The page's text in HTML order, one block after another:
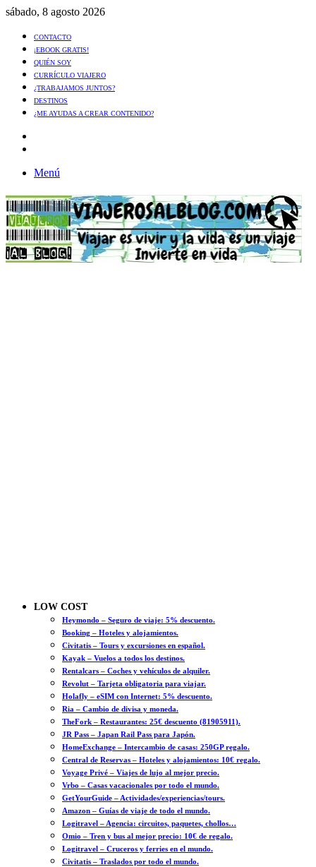
sábado, 8 agosto 2026
CONTACTO
¡EBOOK GRATIS!
QUIÉN SOY
CURRÍCULO VIAJERO
¿TRABAJAMOS JUNTOS?
DESTINOS
¿ME AYUDAS A CREAR CONTENIDO?
Menú
LOW COST
Heymondo – Seguro de viaje: 5% descuento.
Booking – Hoteles y alojamientos.
Civitatis – Tours y excursiones en español.
Kayak – Vuelos a todos los destinos.
Rentalcars – Coches y vehículos de alquiler.
Revolut – Tarjeta obligatoria para viajar.
Holafly – eSIM con Internet: 5% descuento.
Ria – Cambio de divisa y moneda.
TheFork – Restaurantes: 25€ descuento (81905911).
JR Pass – Japan Rail Pass para Japón.
HomeExchange – Intercambio de casas: 250GP regalo.
Central de Reservas – Hoteles y alojamientos: 10€ regalo.
Voyage Privé – Viajes de lujo al mejor precio.
Vrbo – Casas vacacionales por todo el mundo.
GetYourGuide – Actividades/experiencias/tours.
Amazon – Guías de viaje de todo el mundo.
Logitravel – Agencia: circuitos, paquetes, chollos…
Omio – Tren y bus al mejor precio: 10€ de regalo.
Logitravel – Cruceros y ferries en el mundo.
Civitatis – Traslados por todo el mundo.